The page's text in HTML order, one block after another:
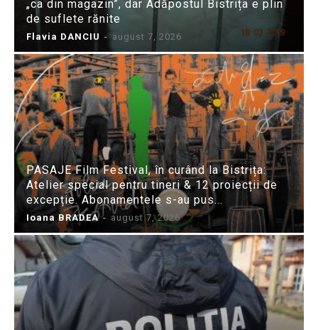
„ca din magazin”, dar Adăpostul Bistrița e plin
de suflete rănite
Flavia DANCIU - august 7, 2026
PASAJE Film Festival, în curând la Bistrița:
Atelier special pentru tineri & 12 proiecții de
excepție. Abonamentele s-au pus...
Ioana BRADEA - august 7, 2026